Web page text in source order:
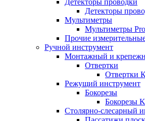
Детекторы проводки
Детекторы
Мультиметры
Мультиметры
Прочие
Ручной инструмент
Монтажный и
Отвертки
Отвертки
Режущий инструмент
Бокорезы
Бокорезы
Столярно-слесарный